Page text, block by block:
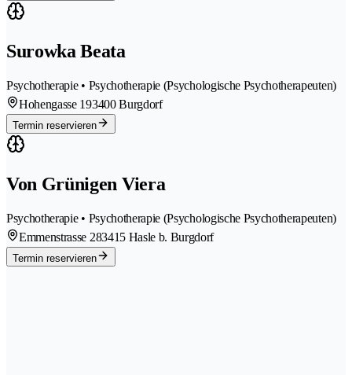
Surowka Beata
Psychotherapie • Psychotherapie (Psychologische Psychotherapeuten)
Hohengasse 193400 Burgdorf
Termin reservieren
Von Grünigen Viera
Psychotherapie • Psychotherapie (Psychologische Psychotherapeuten)
Emmenstrasse 283415 Hasle b. Burgdorf
Termin reservieren